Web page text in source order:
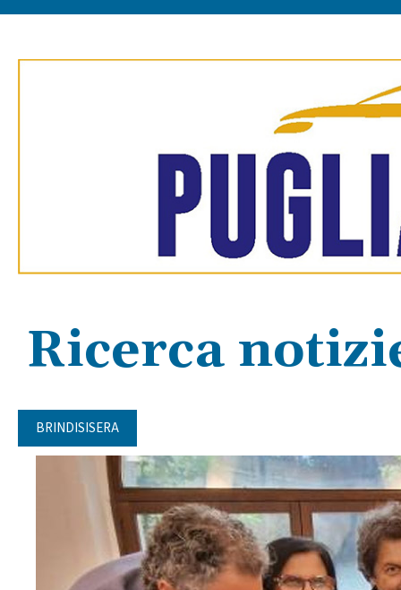
Ricerca
BRINDISISERA